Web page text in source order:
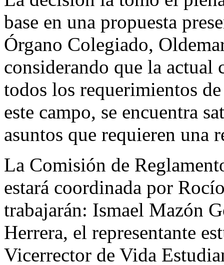
base en una propuesta
Órgano Colegiado,
considerando que la actual
todos los requerimientos
este campo, se encuentra
asuntos que requieren una
La Comisión de
estará coordinada por
trabajarán: Ismael Mazón
Herrera, el representante
Vicerrector de Vida